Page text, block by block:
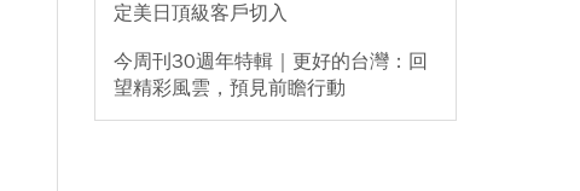
定美日頂級客戶切入
今周刊30週年特輯｜更好的台灣：回
望精彩風雲，預見前瞻行動